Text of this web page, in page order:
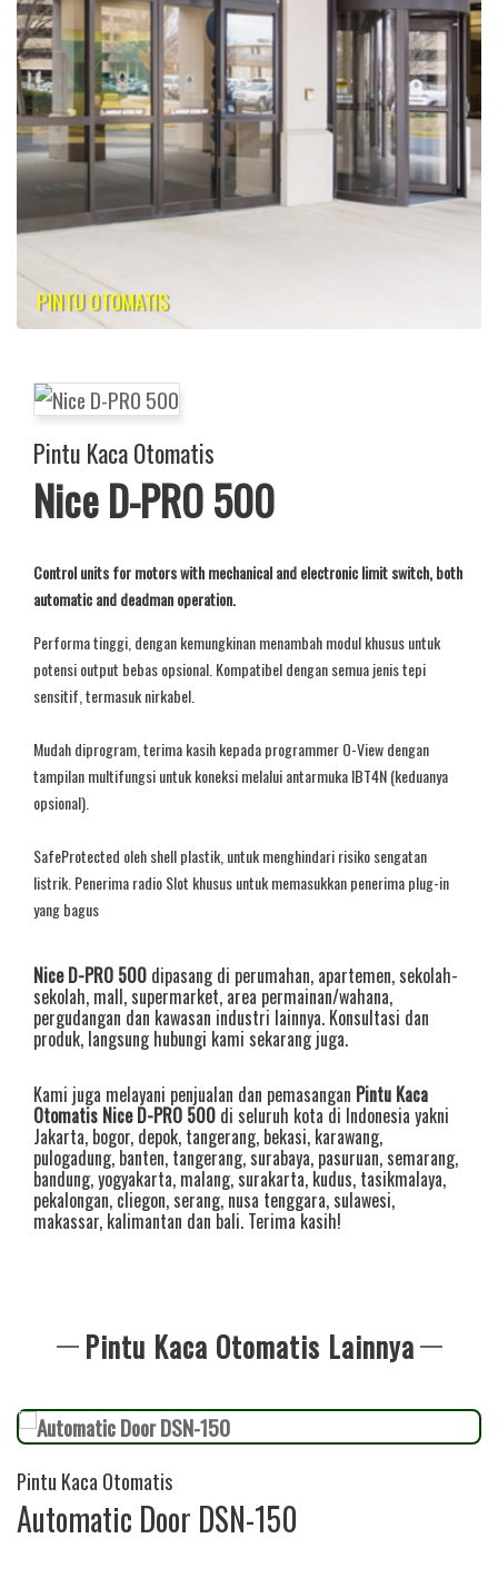
PINTU OTOMATIS
Pintu Kaca Otomatis
Nice D-PRO 500
Control units for motors with mechanical and electronic limit switch, both
automatic and deadman operation.
Performa tinggi, dengan kemungkinan menambah modul khusus untuk
potensi output bebas opsional. Kompatibel dengan semua jenis tepi
sensitif, termasuk nirkabel.
Mudah diprogram, terima kasih kepada programmer O-View dengan
tampilan multifungsi untuk koneksi melalui antarmuka IBT4N (keduanya
opsional).
SafeProtected oleh shell plastik, untuk menghindari risiko sengatan
listrik. Penerima radio Slot khusus untuk memasukkan penerima plug-in
yang bagus
Nice D-PRO 500 dipasang di perumahan, apartemen, sekolah-
sekolah, mall, supermarket, area permainan/wahana,
pergudangan dan kawasan industri lainnya. Konsultasi dan
produk, langsung hubungi kami sekarang juga.
Kami juga melayani penjualan dan pemasangan Pintu Kaca
Otomatis Nice D-PRO 500 di seluruh kota di Indonesia yakni
Jakarta, bogor, depok, tangerang, bekasi, karawang,
pulogadung, banten, tangerang, surabaya, pasuruan, semarang,
bandung,yogyakarta, malang, surakarta, kudus, tasikmalaya,
pekalongan, cliegon, serang, nusa tenggara, sulawesi,
makassar, kalimantan dan bali. Terima kasih!
Pintu Kaca Otomatis Lainnya
Pintu Kaca Otomatis
Automatic Door DSN-150